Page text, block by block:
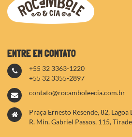
ENTRE EM CONTATO
+55 32 3363-1220
+55 32 3355-2897
contato@rocamboleecia.com.br
Praça Ernesto Resende, 82,
R. Min. Gabriel Passos, 115,